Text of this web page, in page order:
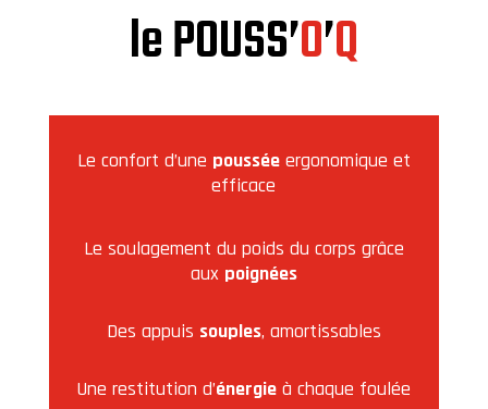
le POUSS’O’Q
Le confort d’une pousséeergonomique et
efficace
Le soulagement du poids du corps grâce
aux poignées
Des appuis souples, amortissables
Une restitution d’énergie à chaque foulée